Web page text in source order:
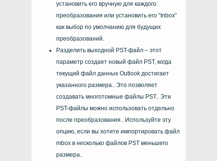
установить его вручную для каждого
преобразования или установить его “ Inbox”
как выбор по умолчанию для будущих
преобразований.
Разделить выходной PST-файл – этот
параметр создает новый файл PST, когда
текущий файл данных Outlook достигает
указанного размера.. Это позволяет
создавать многотомные файлы PST.. Эти
PST-файлы можно использовать отдельно
после преобразования.. Используйте эту
опцию, если вы хотите импортировать файл
mbox в несколько файлов PST меньшего
размера..